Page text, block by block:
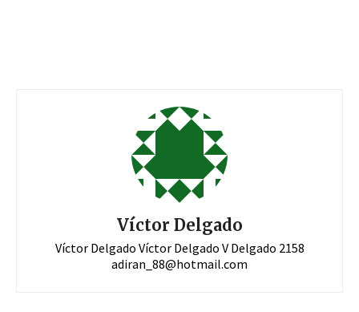
Víctor Delgado
Víctor Delgado Víctor Delgado V Delgado 2158
adiran_88@hotmail.com